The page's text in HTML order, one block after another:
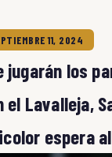
11, 2024
jugarán los
el Lavalleja,
espera